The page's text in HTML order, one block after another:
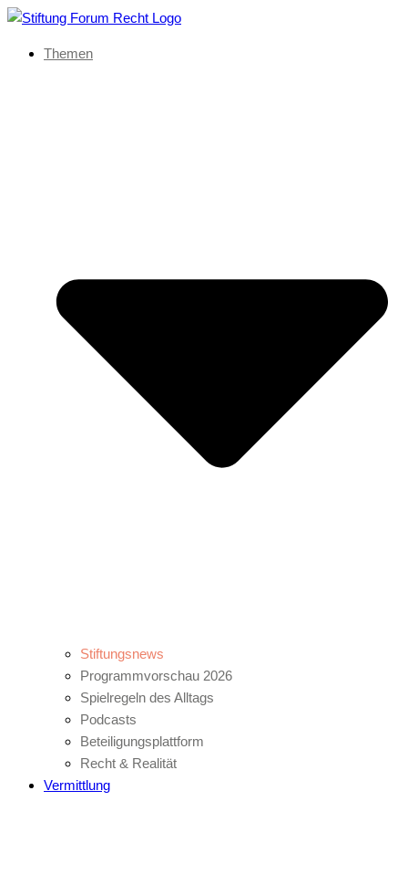
Themen
Stiftungsnews
Programmvorschau 2026
Spielregeln des Alltags
Podcasts
Beteiligungsplattform
Recht & Realität
Vermittlung